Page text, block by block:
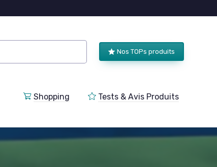
Nos TOPs produits
Shopping Tests & Avis Produits